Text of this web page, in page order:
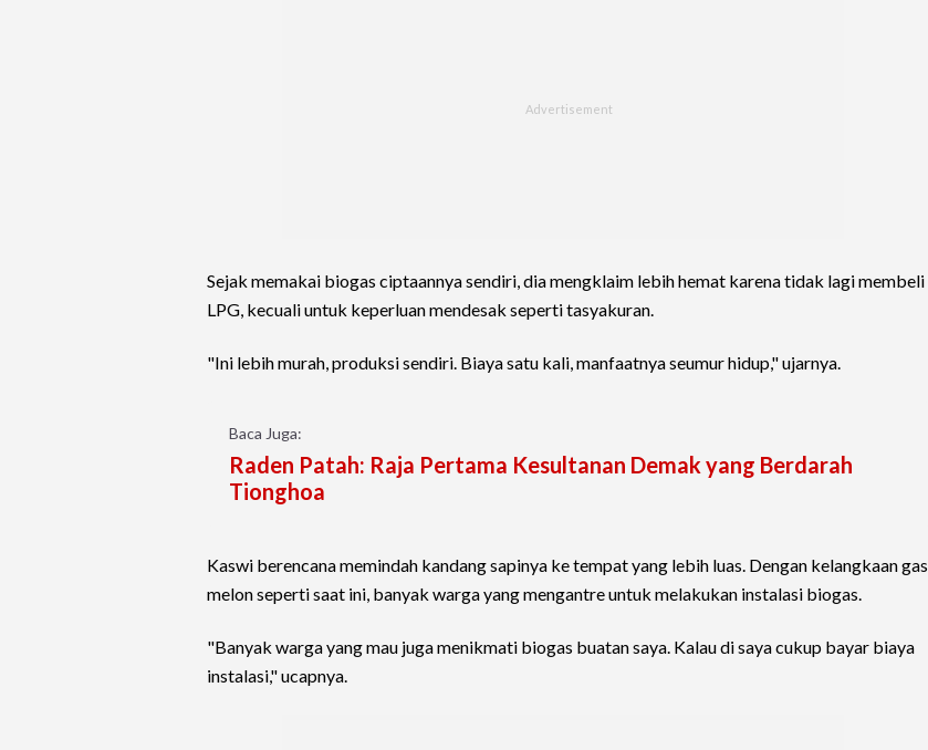
Sejak memakai biogas ciptaannya sendiri, dia mengklaim lebih hemat karena tidak lagi membeli
LPG, kecuali untuk keperluan mendesak seperti tasyakuran.
"Ini lebih murah, produksi sendiri. Biaya satu kali, manfaatnya seumur hidup," ujarnya.
Baca Juga:
Raden Patah: Raja Pertama Kesultanan Demak yang Berdarah
Tionghoa
Kaswi berencana memindah kandang sapinya ke tempat yang lebih luas. Dengan kelangkaan gas
melon seperti saat ini, banyak warga yang mengantre untuk melakukan instalasi biogas.
"Banyak warga yang mau juga menikmati biogas buatan saya. Kalau di saya cukup bayar biaya
instalasi," ucapnya.